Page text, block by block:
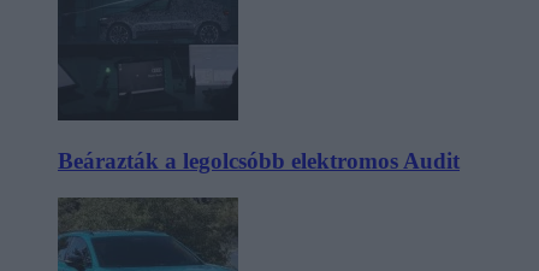
Beárazták a legolcsóbb elektromos Audit